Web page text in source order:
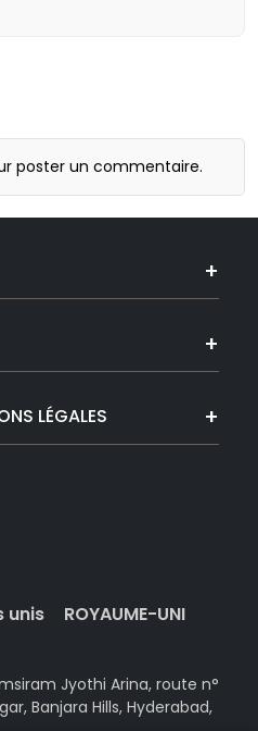
poster un commentaire.
LÉGALES
unis
ROYAUME-UNI
Jyothi Arina, route n°
Banjara Hills, Hyderabad,